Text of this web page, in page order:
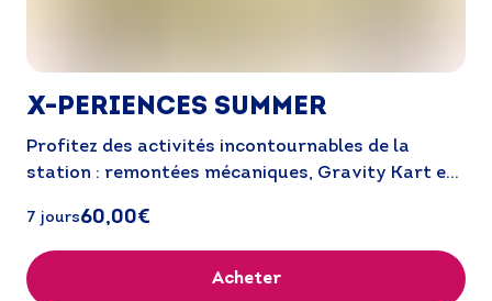
X-PERIENCES SUMMER
Profitez des activités incontournables de la
station : remontées mécaniques, Gravity Kart et
7 jours60,00€
Acheter